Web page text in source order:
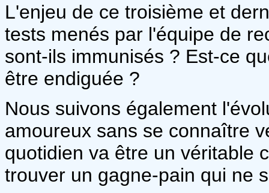
L'enjeu de ce troisième et
tests menés par l'équipe de
sont-ils immunisés ? Est-ce
être endiguée ?
Nous suivons également
amoureux sans se connaître
quotidien va être un véritable
trouver un gagne-pain qui ne